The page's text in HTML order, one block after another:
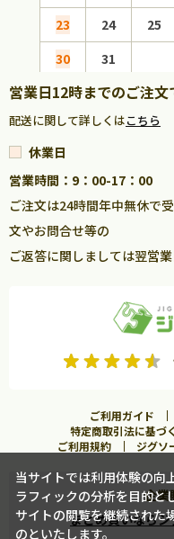
カ
23
24 25
30
31
営業日12時までのご注文
配送に関して詳しくはこちら
休業日
営業時間：9：00-17：00
ご注文は24時間年中無休で
文やお問合せ等の
ご返答に関しましては翌営業
ご利用ガイド
特定商取引法に基づ
ご利用規約
ジグソ
企業
まとめ買いなら
当サイトでは利用体験の向
ラフィックの分析を目的と
サイトの閲覧を継続された
のといたします。